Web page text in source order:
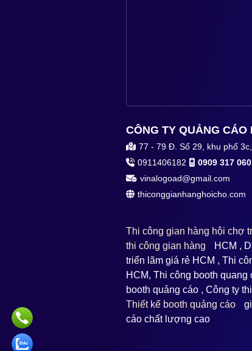
CÔNG TY QUẢNG CÁO
77 - 79 Đ. Số 29, khu phố
0911406182
0909 317 060
vinalogoad@gmail.com
thiconggianhanghoicho.com
Thi công gian hàng hội chợ
thi công gian hàng
HCM ,
triển lãm giá rẻ HCM , Thi
HCM, Thi công booth
booth quảng cáo , Công ty
Thiết kế booth quảng cáo
cáo chất lượng cao